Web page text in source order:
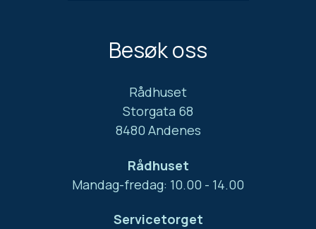
Besøk oss
Rådhuset
Storgata 68
8480 Andenes
Rådhuset
Mandag-fredag: 10.00 - 14.00
Servicetorget